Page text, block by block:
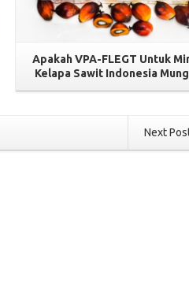
Apakah VPA-FLEGT Untuk
Kelapa Sawit Indonesia
Next